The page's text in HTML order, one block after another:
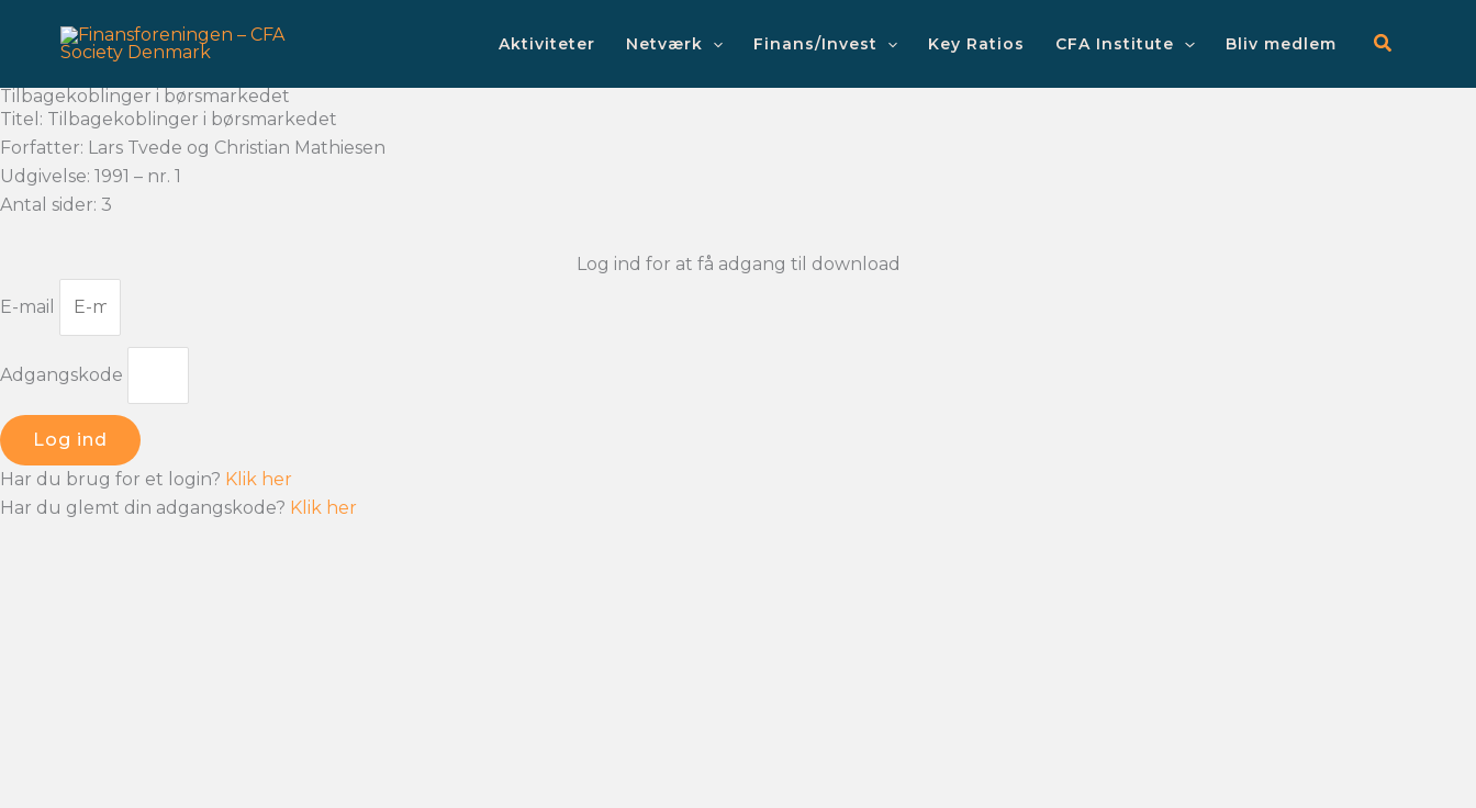
Aktiviteter Netværk Finans/Invest Key Ratios CFA Institute Bliv medlem
Tilbagekoblinger i børsmarkedet
Titel: Tilbagekoblinger i børsmarkedet
Forfatter: Lars Tvede og Christian Mathiesen
Udgivelse: 1991 – nr. 1
Antal sider: 3
Log ind for at få adgang til download
E-mail
Adgangskode
Log ind
Har du brug for et login? Klik her
Har du glemt din adgangskode? Klik her